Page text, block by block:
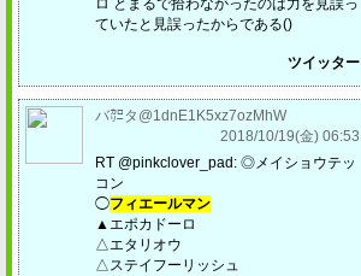
ロ とまるで拾わなかったのは力を見誤っ
ていたと見誤ったからである()
ツイッター
バ㌍タ@1dnE1K5xz7ozMhW
2018/10/19(金) 06:53
RT @pinkclover_pad: ◎メイショウテッ
コン
◯フィエールマン
▲エポカドーロ
△エタリオウ
△ステイフーリッシュ